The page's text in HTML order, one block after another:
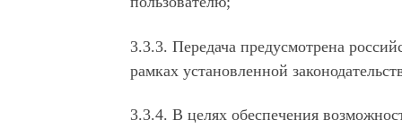
3.3.3. Передача предусмотрена
рамках установленной
3.3.4. В целях обеспечения